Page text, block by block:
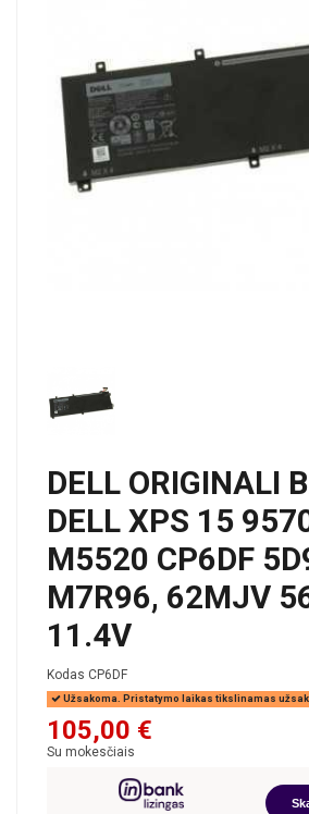
DELL ORIGINALI
DELL XPS 15
M5520 CP6DF
M7R96, 62MJV
11.4V
Kodas CP6DF
Užsakoma. Pristatymo laikas tikslinamas
105,00 €
Su mokesčiais